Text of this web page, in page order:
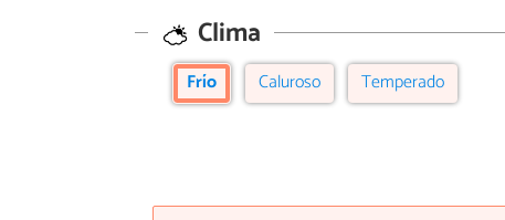
Clima
Frío Caluroso Temperado